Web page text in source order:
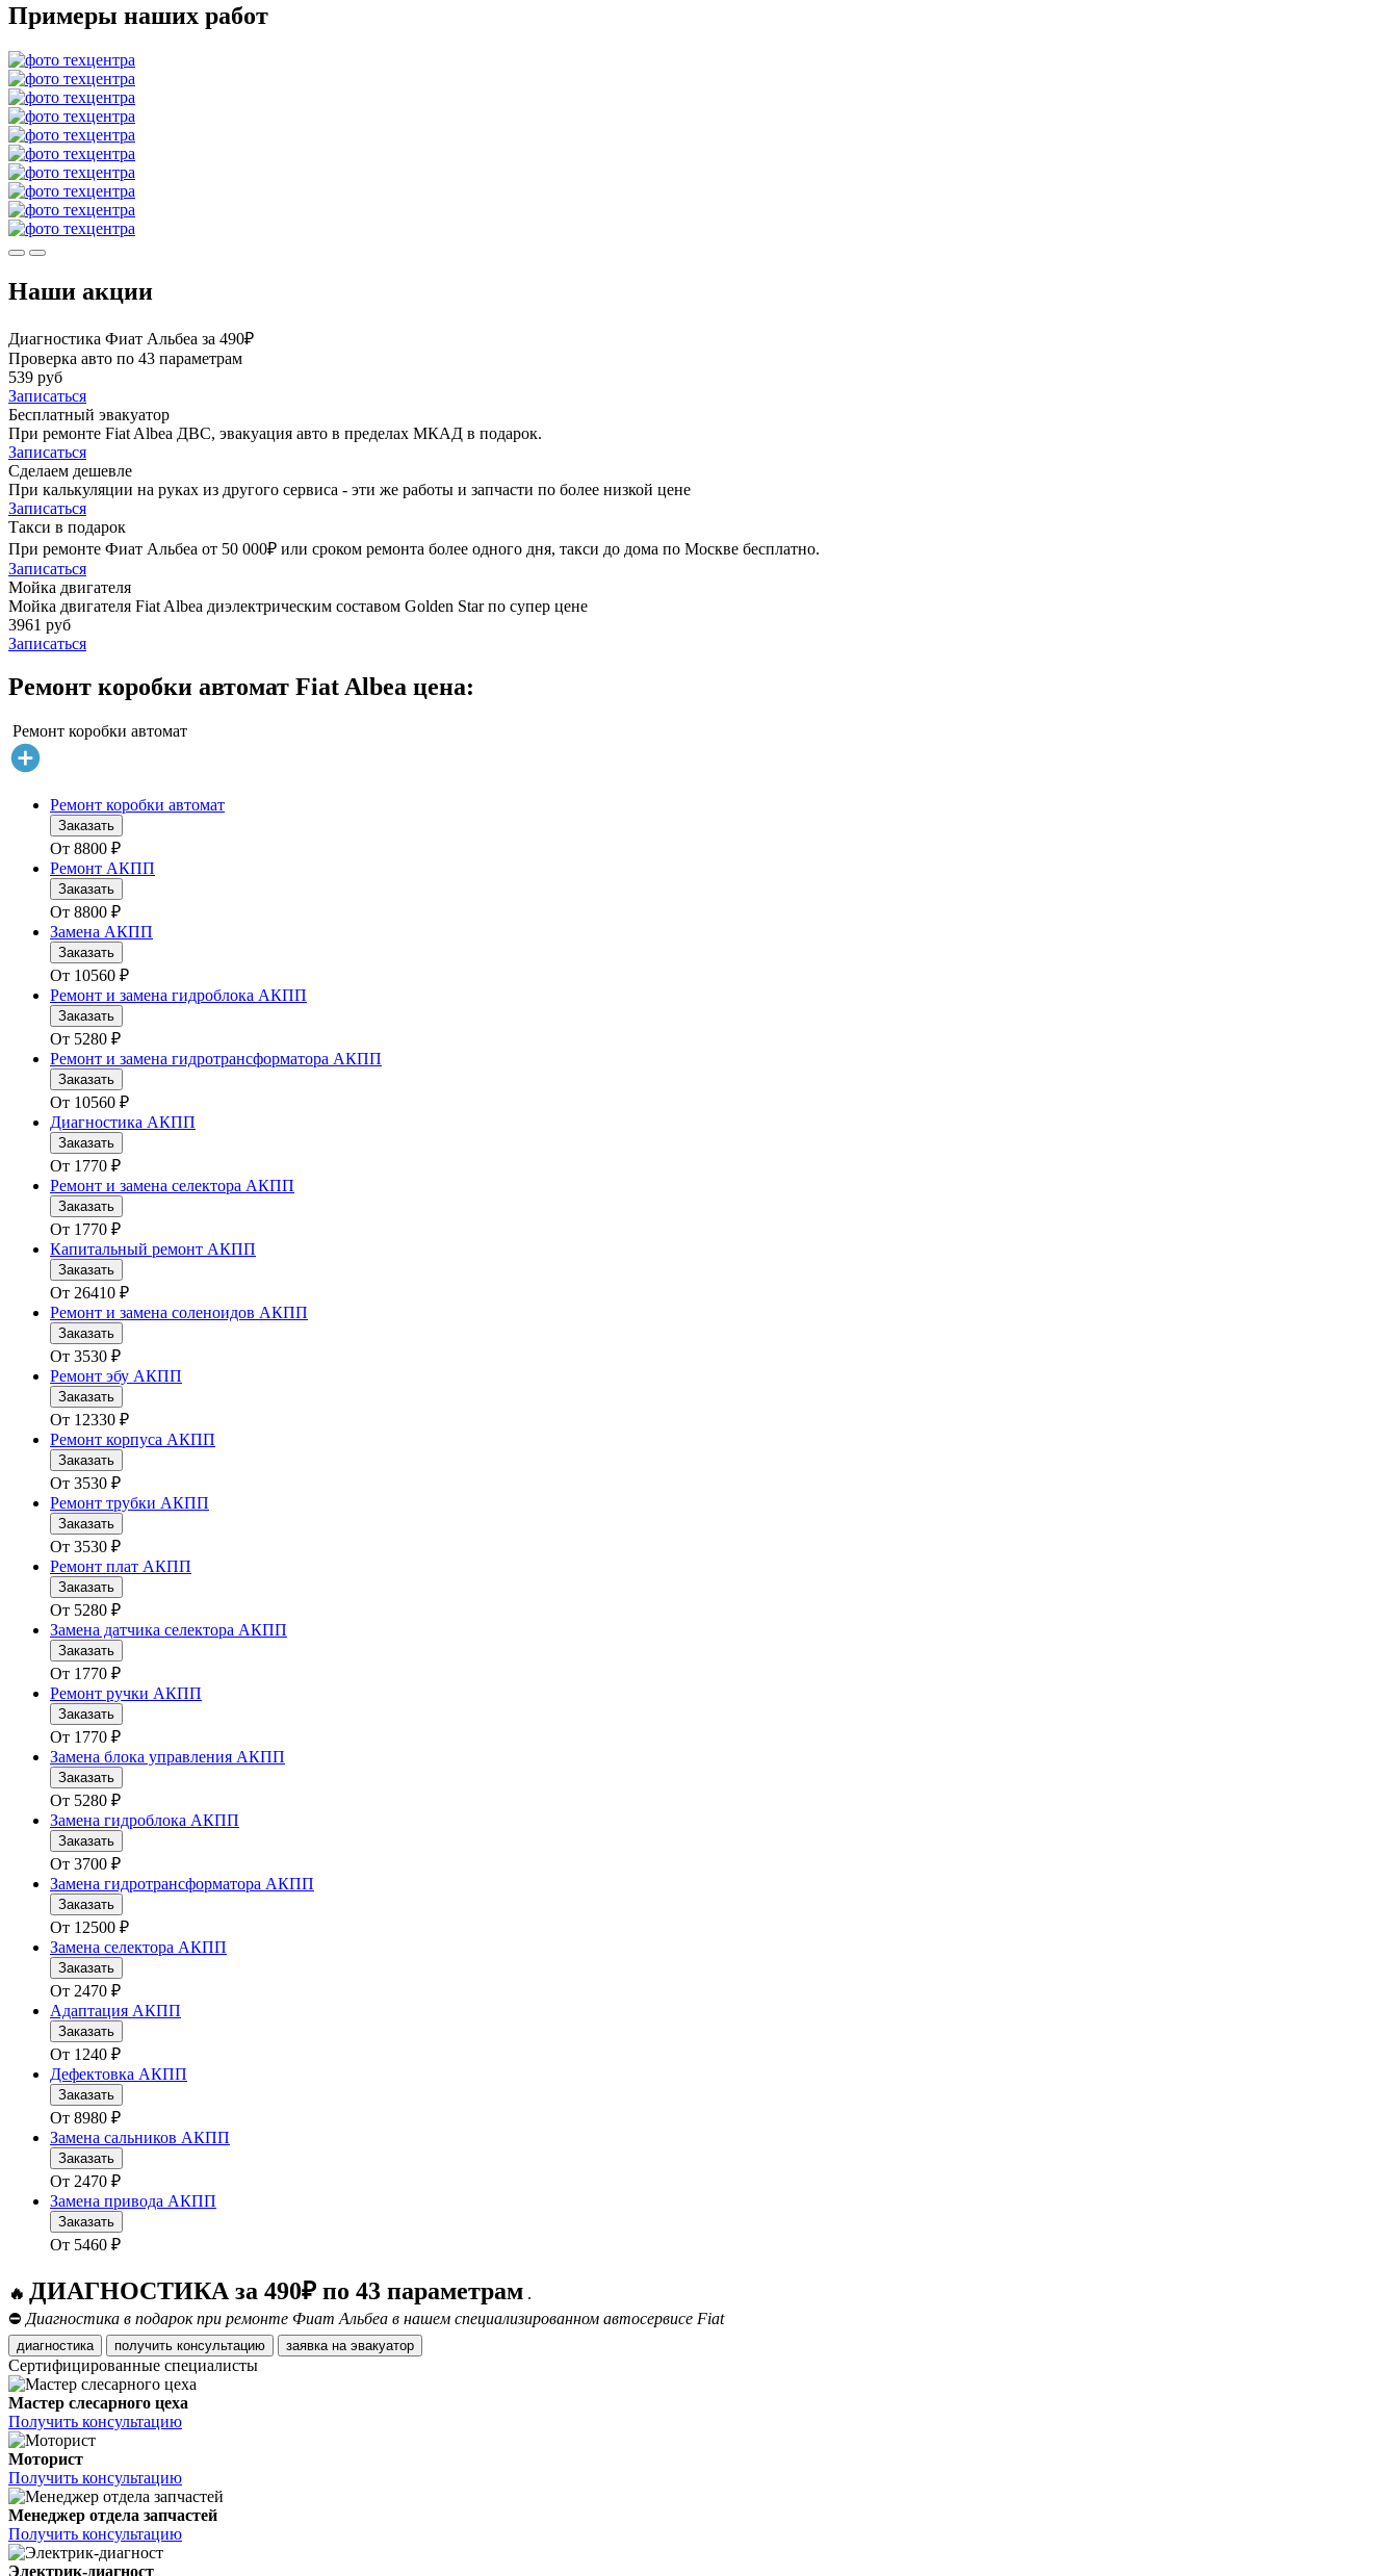
Примеры наших работ
Наши акции
Диагностика Фиат Альбеа за 490₽
Проверка авто по 43 параметрам
539 руб
Записаться
Бесплатный эвакуатор
При ремонте Fiat Albea ДВС, эвакуация авто в пределах МКАД в подарок.
Записаться
Сделаем дешевле
При калькуляции на руках из другого сервиса - эти же работы и запчасти по более низкой цене
Записаться
Такси в подарок
При ремонте Фиат Альбеа от 50 000₽ или сроком ремонта более одного дня, такси до дома по Москве бесплатно.
Записаться
Мойка двигателя
Мойка двигателя Fiat Albea диэлектрическим составом Golden Star по супер цене
3961 руб
Записаться
Ремонт коробки автомат Fiat Albea цена:
Ремонт коробки автомат
Ремонт коробки автомат
Заказать
От 8800 ₽
Ремонт АКПП
Заказать
От 8800 ₽
Замена АКПП
Заказать
От 10560 ₽
Ремонт и замена гидроблока АКПП
Заказать
От 5280 ₽
Ремонт и замена гидротрансформатора АКПП
Заказать
От 10560 ₽
Диагностика АКПП
Заказать
От 1770 ₽
Ремонт и замена селектора АКПП
Заказать
От 1770 ₽
Капитальный ремонт АКПП
Заказать
От 26410 ₽
Ремонт и замена соленоидов АКПП
Заказать
От 3530 ₽
Ремонт эбу АКПП
Заказать
От 12330 ₽
Ремонт корпуса АКПП
Заказать
От 3530 ₽
Ремонт трубки АКПП
Заказать
От 3530 ₽
Ремонт плат АКПП
Заказать
От 5280 ₽
Замена датчика селектора АКПП
Заказать
От 1770 ₽
Ремонт ручки АКПП
Заказать
От 1770 ₽
Замена блока управления АКПП
Заказать
От 5280 ₽
Замена гидроблока АКПП
Заказать
От 3700 ₽
Замена гидротрансформатора АКПП
Заказать
От 12500 ₽
Замена селектора АКПП
Заказать
От 2470 ₽
Адаптация АКПП
Заказать
От 1240 ₽
Дефектовка АКПП
Заказать
От 8980 ₽
Замена сальников АКПП
Заказать
От 2470 ₽
Замена привода АКПП
Заказать
От 5460 ₽
🔥 ДИАГНОСТИКА за 490₽ по 43 параметрам .
⛔ Диагностика в подарок при ремонте Фиат Альбеа в нашем специализированном автосервисе Fiat
диагностика получить консультацию заявка на эвакуатор
Сертифицированные специалисты
Мастер слесарного цеха
Получить консультацию
Моторист
Получить консультацию
Менеджер отдела запчастей
Получить консультацию
Электрик-диагност